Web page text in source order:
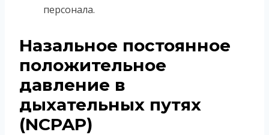
персонала.
Назальное постоянное
положительное
давление в
дыхательных путях
(NCPAP)